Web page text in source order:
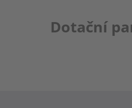
Dotační